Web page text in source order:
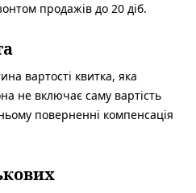
продажів до 20 діб.
вартості квитка, яка
не включає саму вартість
поверненні компенсація